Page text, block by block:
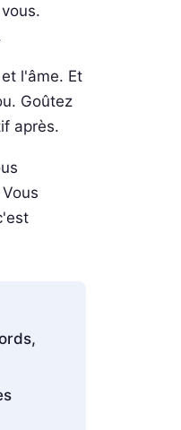
l'âme. Et
Goûtez
après.